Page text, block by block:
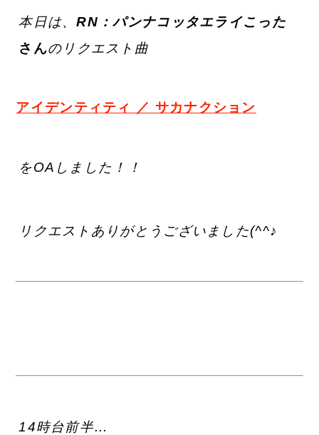
本日は、RN：パンナコッタエライこった
さ んのリクエスト曲
アイデンティティ ／ サカナクション
をOAしました！！
リクエストありがとうございました(^^♪
14時台前半…